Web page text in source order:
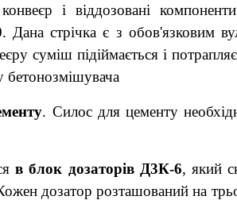
і віддозовані
. Дана стрічка є з обов'язковим
суміш підіймається і
бетонозмішувача
. Силос для цементу
в блок дозаторів Д3К-6, який
дозатор розташований на